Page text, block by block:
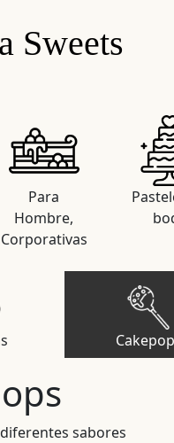
Sweets
Para
Hombre,
Corporativas
sabores